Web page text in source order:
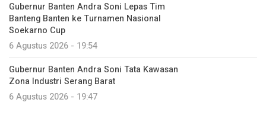
Gubernur Banten Andra Soni Lepas Tim
Banteng Banten ke Turnamen Nasional
Soekarno Cup
6 Agustus 2026 - 19:54
Gubernur Banten Andra Soni Tata Kawasan
Zona Industri Serang Barat
6 Agustus 2026 - 19:47